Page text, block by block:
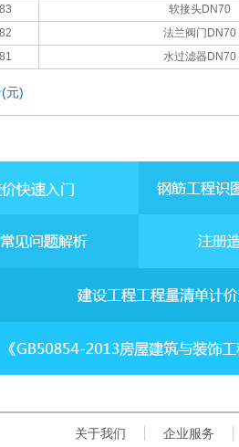
软接头DN70
法兰阀门DN70
水过滤器DN70
元)
关于我们 企业服务